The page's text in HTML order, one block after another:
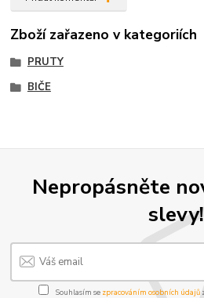
Zboží zařazeno v kategoriích
PRUTY
BIČE
Nepropásněte
slevy!
Souhlasím se zpracováním osobních údajů